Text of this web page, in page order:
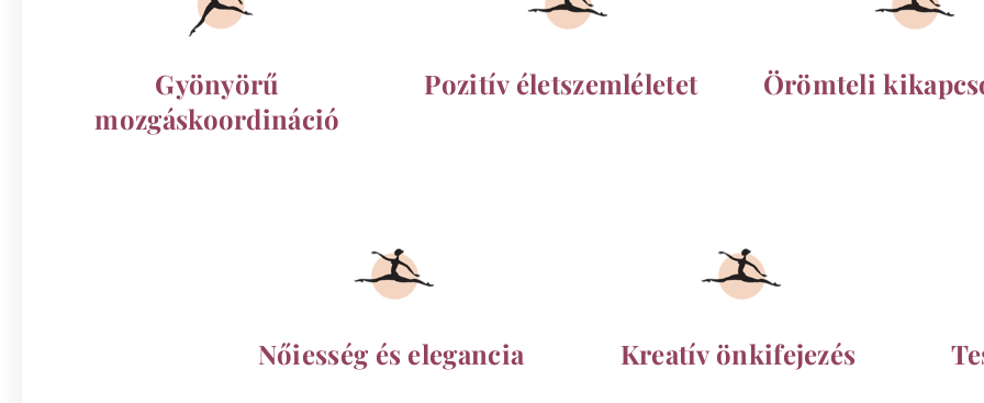
Gyönyörű
mozgáskoordináció
Pozitív életszemléletet Örömteli
Nőiesség és elegancia Kreatív önkifejezés